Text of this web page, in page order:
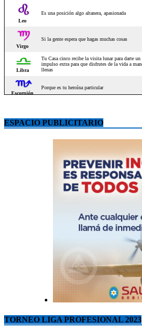
ESPACIO PUBLICITARIO
TORNEO LIGA PROFESIONAL 2023